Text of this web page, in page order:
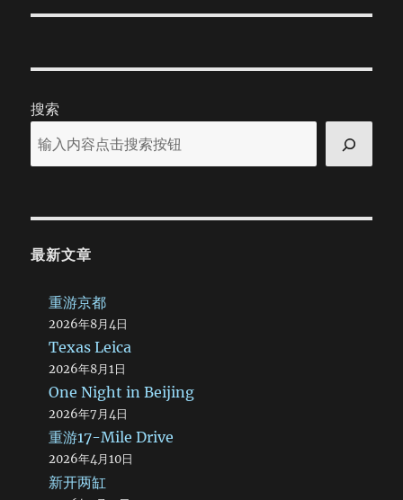
搜索
最新文章
重游京都
2026年8月4日
Texas Leica
2026年8月1日
One Night in Beijing
2026年7月4日
重游17-Mile Drive
2026年4月10日
新开两缸